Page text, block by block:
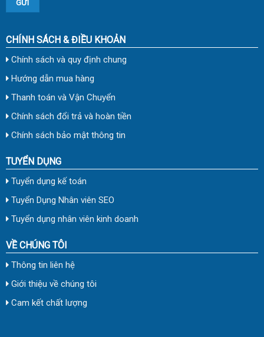
CHÍNH SÁCH & ĐIỀU KHOẢN
Chính sách và quy định chung
Hướng dẫn mua hàng
Thanh toán và Vận Chuyển
Chính sách đổi trả và hoàn tiền
Chính sách bảo mật thông tin
TUYỂN DỤNG
Tuyển dụng kế toán
Tuyển Dụng Nhân viên SEO
Tuyển dụng nhân viên kinh doanh
VỀ CHÚNG TÔI
Thông tin liên hệ
Giới thiệu về chúng tôi
Cam kết chất lượng